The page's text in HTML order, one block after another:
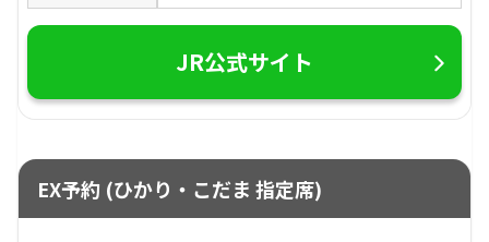
JR公式サイト
EX予約 (ひかり・こだま 指定席)